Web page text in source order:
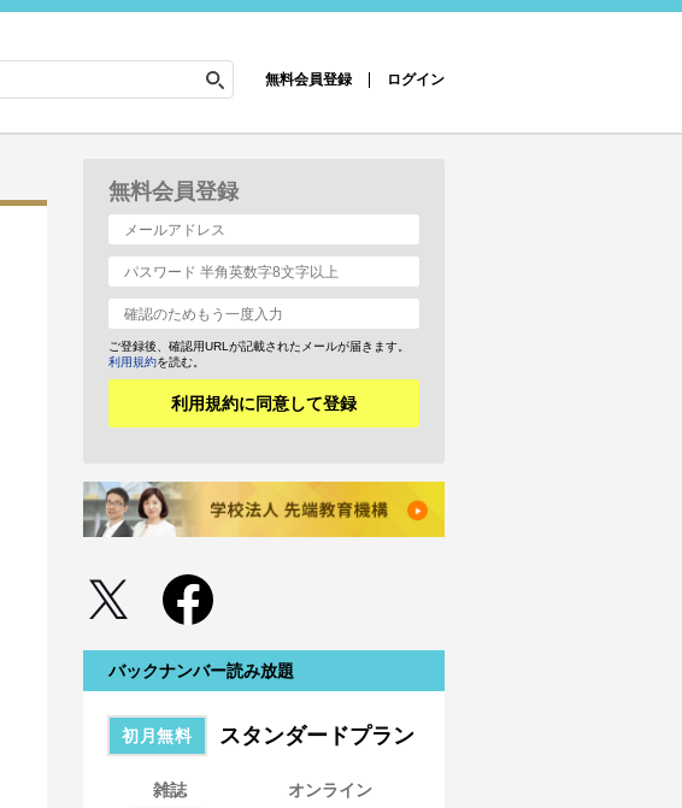
無料会員登録 ログイン
無料会員登録
ご登録後、確認用URLが記載されたメールが届きます。
利用規約を読む。
利用規約に同意して登録
バックナンバー読み放題
初月無料 スタンダードプラン
雑誌 オンライン